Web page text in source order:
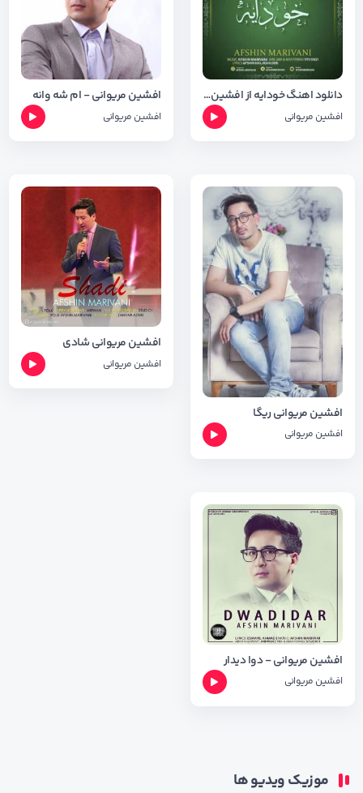
دانلود اهنگ خودایه از افشین مریوانی + شعر اهنگ
افشین مریوانی
افشین مریوانی - ام شه وانه
افشین مریوانی
افشین مریوانی ریگا
افشین مریوانی
افشین مریوانی شادی
افشین مریوانی
افشین مریوانی - دوا دیدار
افشین مریوانی
موزیک ویدیو ها